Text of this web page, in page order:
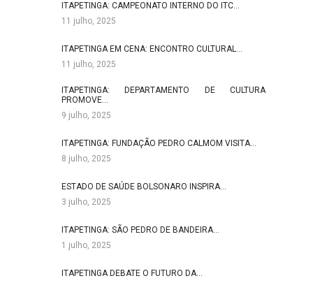
ITAPETINGA: CAMPEONATO INTERNO DO ITC…
11 julho, 2025
ITAPETINGA EM CENA: ENCONTRO CULTURAL…
11 julho, 2025
ITAPETINGA: DEPARTAMENTO DE CULTURA
PROMOVE…
9 julho, 2025
ITAPETINGA: FUNDAÇÃO PEDRO CALMOM VISITA…
8 julho, 2025
ESTADO DE SAÚDE BOLSONARO INSPIRA…
3 julho, 2025
ITAPETINGA: SÃO PEDRO DE BANDEIRA…
1 julho, 2025
ITAPETINGA DEBATE O FUTURO DA…